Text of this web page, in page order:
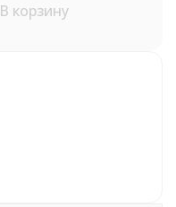
В корзину